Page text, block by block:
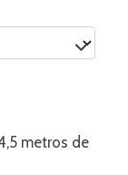
metros de